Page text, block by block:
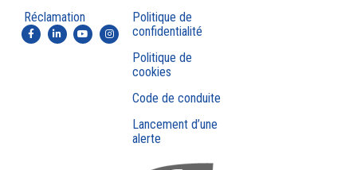
Réclamation
Politique de
confidentialité
Politique de
cookies
Code de conduite
Lancement d’une
alerte